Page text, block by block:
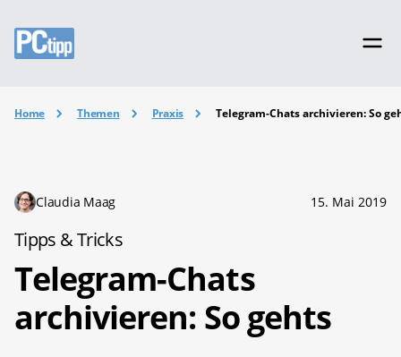
Home Themen Praxis Telegram-Chats archivieren: So
Claudia Maag 15. Mai 2019
Tipps & Tricks
Telegram-Chats
archivieren: So gehts